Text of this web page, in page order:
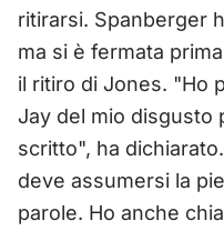
ritirarsi. Spanberger
ma si è fermata
il ritiro di Jones. "Ho
Jay del mio disgusto
scritto", ha
deve assumersi la
parole. Ho anche